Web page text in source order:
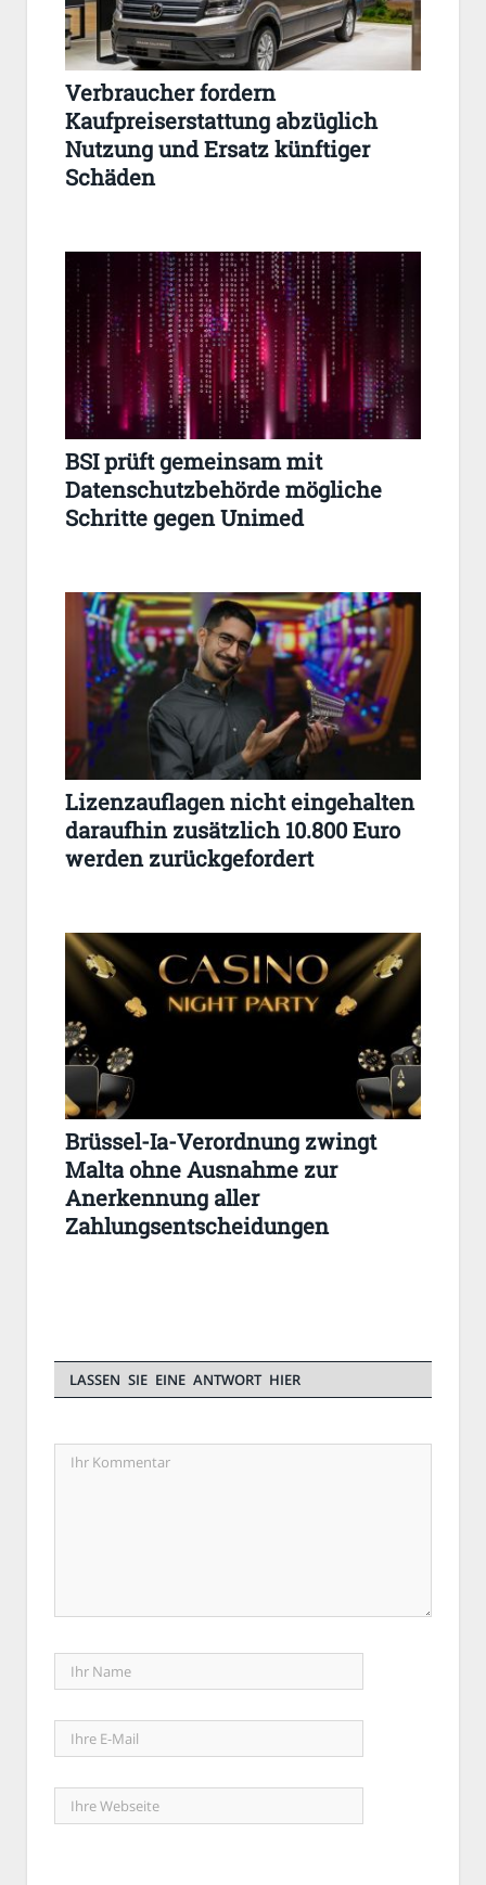
Verbraucher fordern
Kaufpreiserstattung abzüglich
Nutzung und Ersatz künftiger
Schäden
BSI prüft gemeinsam mit
Datenschutzbehörde mögliche
Schritte gegen Unimed
Lizenzauflagen nicht eingehalten
daraufhin zusätzlich 10.800 Euro
werden zurückgefordert
Brüssel-Ia-Verordnung zwingt
Malta ohne Ausnahme zur
Anerkennung aller
Zahlungsentscheidungen
LASSEN SIE EINE ANTWORT HIER